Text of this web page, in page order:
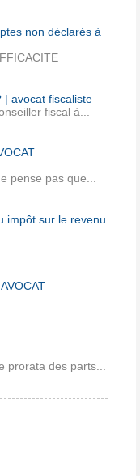
non déclarés à
| avocat fiscaliste
fiscal à...
pense pas que...
impôt sur le revenu
prorata des parts...